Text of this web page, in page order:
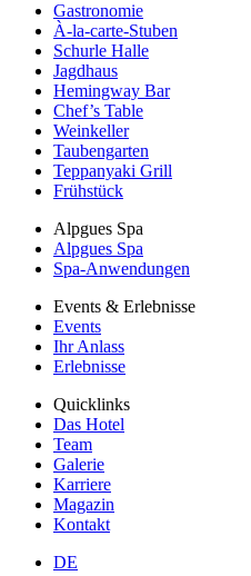
Gastronomie
À-la-carte-Stuben
Schurle Halle
Jagdhaus
Hemingway Bar
Chef’s Table
Weinkeller
Taubengarten
Teppanyaki Grill
Frühstück
Alpgues Spa
Alpgues Spa
Spa-Anwendungen
Events & Erlebnisse
Events
Ihr Anlass
Erlebnisse
Quicklinks
Das Hotel
Team
Galerie
Karriere
Magazin
Kontakt
DE